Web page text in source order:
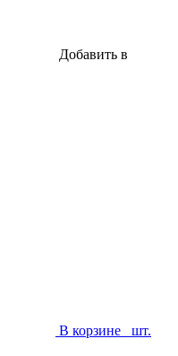
Добавить в
В корзине шт.